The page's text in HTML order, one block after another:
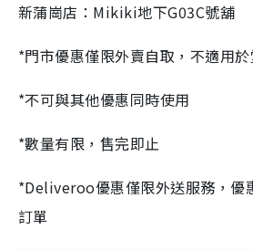
新蒲崗店：Mikiki地下G03C號舖
*門市優惠僅限外賣自取，不適用
*不可與其他優惠同時使用
*數量有限，售完即止
*Deliveroo優惠僅限外送服務，優
訂單